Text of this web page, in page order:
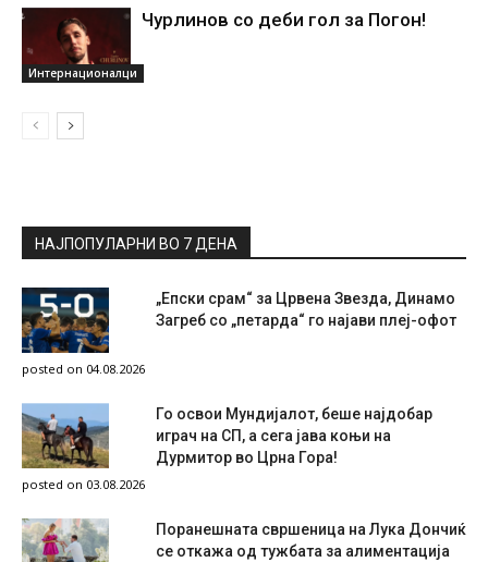
Интернационалци
Чурлинов со деби гол за Погон!
НАЈПОПУЛАРНИ ВО 7 ДЕНА
„Епски срам“ за Црвена Звезда, Динамо
Загреб со „петарда“ го најави плеј-офот
posted on 04.08.2026
Го освои Мундијалот, беше најдобар
играч на СП, а сега јава коњи на
Дурмитор во Црна Гора!
posted on 03.08.2026
Поранешната свршеница на Лука Дончиќ
се откажа од тужбата за алиментација